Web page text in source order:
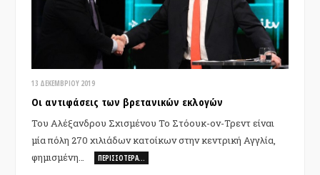
13 ΔΕΚΕΜΒΡΊΟΥ 2019
Οι αντιφάσεις των βρετανικών εκλογών
Του Αλέξανδρου Σχισμένου Το Στόουκ-ον-Τρεντ είναι
μία πόλη 270 χιλιάδων κατοίκων στην κεντρική Αγγλία,
φημισμένη…
ΠΕΡΙΣΣΌΤΕΡΑ…